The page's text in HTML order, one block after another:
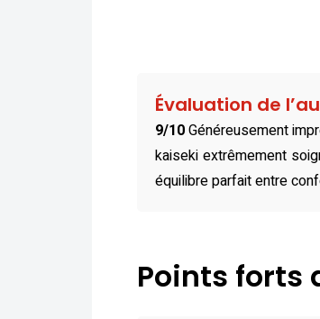
Évaluation de
9/10Généreusement
kaiseki extrêmement
équilibre parfait entre
Points forts